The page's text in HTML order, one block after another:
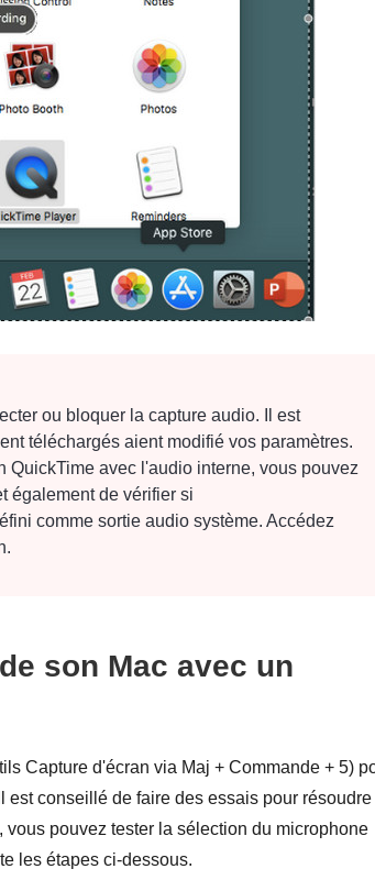
ou bloquer la capture audio. Il est
téléchargés aient modifié vos paramètres.
QuickTime avec l'audio interne, vous pouvez
également de vérifier si
comme sortie audio système. Accédez
son Mac avec un
Capture d'écran via Maj + Commande + 5)
conseillé de faire des essais pour
pouvez tester la sélection du microphone
les étapes ci-dessous.